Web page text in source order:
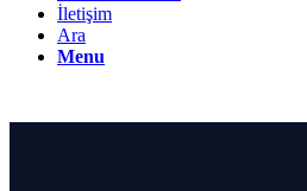
İletişim
Ara
Menu